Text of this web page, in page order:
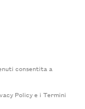
consentita a
Policye i Termini